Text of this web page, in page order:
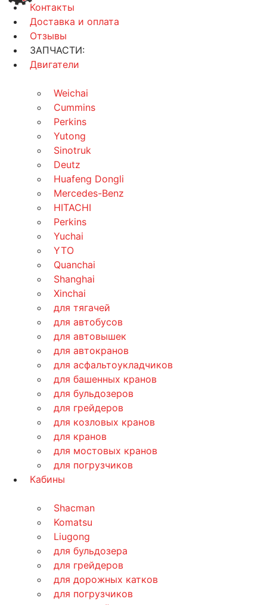
Контакты
Доставка и оплата
Отзывы
ЗАПЧАСТИ:
Двигатели
Weichai
Cummins
Perkins
Yutong
Sinotruk
Deutz
Huafeng Dongli
Mercedes-Benz
HITACHI
Perkins
Yuchai
YTO
Quanchai
Shanghai
Xinchai
для тягачей
для автобусов
для автовышек
для автокранов
для асфальтоукладчиков
для башенных кранов
для бульдозеров
для грейдеров
для козловых кранов
для кранов
для мостовых кранов
для погрузчиков
Кабины
Shacman
Komatsu
Liugong
для бульдозера
для грейдеров
для дорожных катков
для погрузчиков